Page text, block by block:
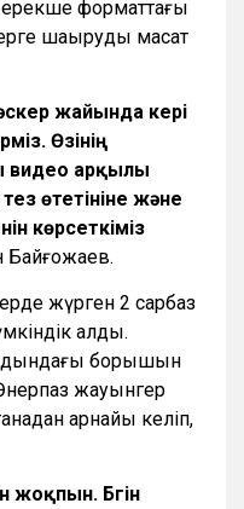
форматтағы
шақыруды мақсат
жайында кері
Өзінің
видео арқылы
өтетініне және
көрсеткіміз
Байғожаев.
жүрген 2 сарбаз
алды.
борышын
жауынгер
арнайы келіп,
Бүгін